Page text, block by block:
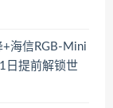
海信RGB-Mini
日提前解锁世